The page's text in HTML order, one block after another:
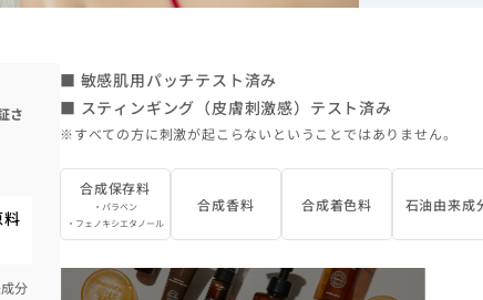
さ
分
■ 敏感肌用パッチテスト済み
■ スティンギング（皮膚刺激感）テスト済み
※すべての方に刺激が起こらないということではありません。
合成保存料
・パラベン
・フェノキシエタノール
合成香料 合成着色料 石油由来成